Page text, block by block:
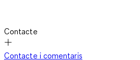
Contacte
Contacte i comentaris